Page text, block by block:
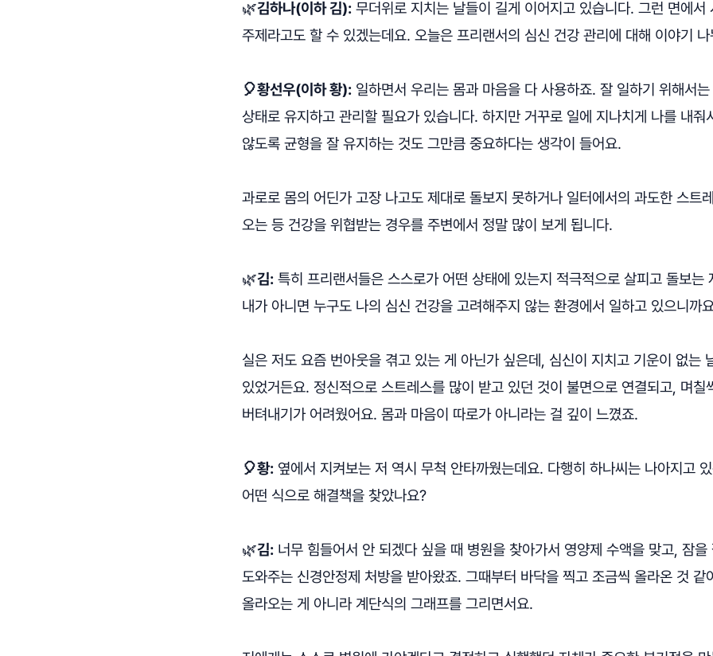
🌿김하나(이하 김): 무더위로 지치는 날들이 길게 이어지고 있습니다. 그런 면에서
주제라고도 할 수 있겠는데요. 오늘은 프리랜서의 심신 건강 관리에 대해 이야기
🎈황선우(이하 황): 일하면서 우리는 몸과 마음을 다 사용하죠. 잘 일하기 위해서
상태로 유지하고 관리할 필요가 있습니다. 하지만 거꾸로 일에 지나치게 나를 내줘
않도록 균형을 잘 유지하는 것도 그만큼 중요하다는 생각이 들어요.
과로로 몸의 어딘가 고장 나고도 제대로 돌보지 못하거나 일터에서의 과도한 스트
오는 등 건강을 위협받는 경우를 주변에서 정말 많이 보게 됩니다.
🌿김: 특히 프리랜서들은 스스로가 어떤 상태에 있는지 적극적으로 살피고 돌보는
내가 아니면 누구도 나의 심신 건강을 고려해주지 않는 환경에서 일하고 있으니까
실은 저도 요즘 번아웃을 겪고 있는 게 아닌가 싶은데, 심신이 지치고 기운이 없는
있었거든요. 정신적으로 스트레스를 많이 받고 있던 것이 불면으로 연결되고, 며칠
버텨내기가 어려웠어요. 몸과 마음이 따로가 아니라는 걸 깊이 느꼈죠.
🎈황: 옆에서 지켜보는 저 역시 무척 안타까웠는데요. 다행히 하나씨는 나아지고
어떤 식으로 해결책을 찾았나요?
🌿김: 너무 힘들어서 안 되겠다 싶을 때 병원을 찾아가서 영양제 수액을 맞고, 잠을
도와주는 신경안정제 처방을 받아왔죠. 그때부터 바닥을 찍고 조금씩 올라온 것 같
올라오는 게 아니라 계단식의 그래프를 그리면서요.